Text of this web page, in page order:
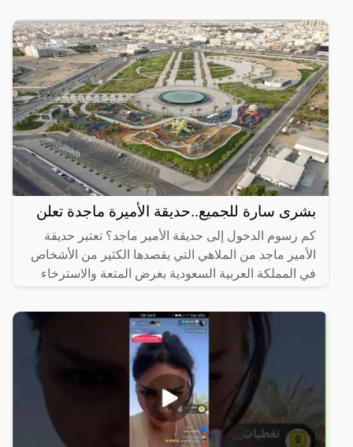
بشرى سارة للجميع..حديقة الأميرة ماجدة تعلن
كم رسوم الدخول إلى حديقة الأمير ماجد؟ تعتبر حديقة
الأمير ماجد من الملاهي التي يقصدها الكثير من الأشخاص
في المملكة العربية السعودية بغرض المتعة والاسترخاء